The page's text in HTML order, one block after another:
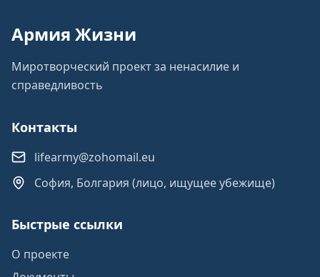
Армия Жизни
Миротворческий проект за ненасилие и
справедливость
Контакты
lifearmy@zohomail.eu
София, Болгария (лицо, ищущее убежище)
Быстрые ссылки
О проекте